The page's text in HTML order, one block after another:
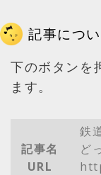
記事につ
下のボタンを
ます。
記事名
URL
鉄
ど